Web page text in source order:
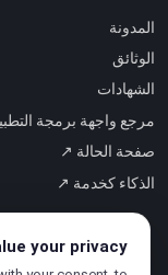
المدونة
الوثائق
الشهادات
مرجع واجهة برمجة
صفحة الحالة ↗
الذكاء كخدمة ↗
your privacy